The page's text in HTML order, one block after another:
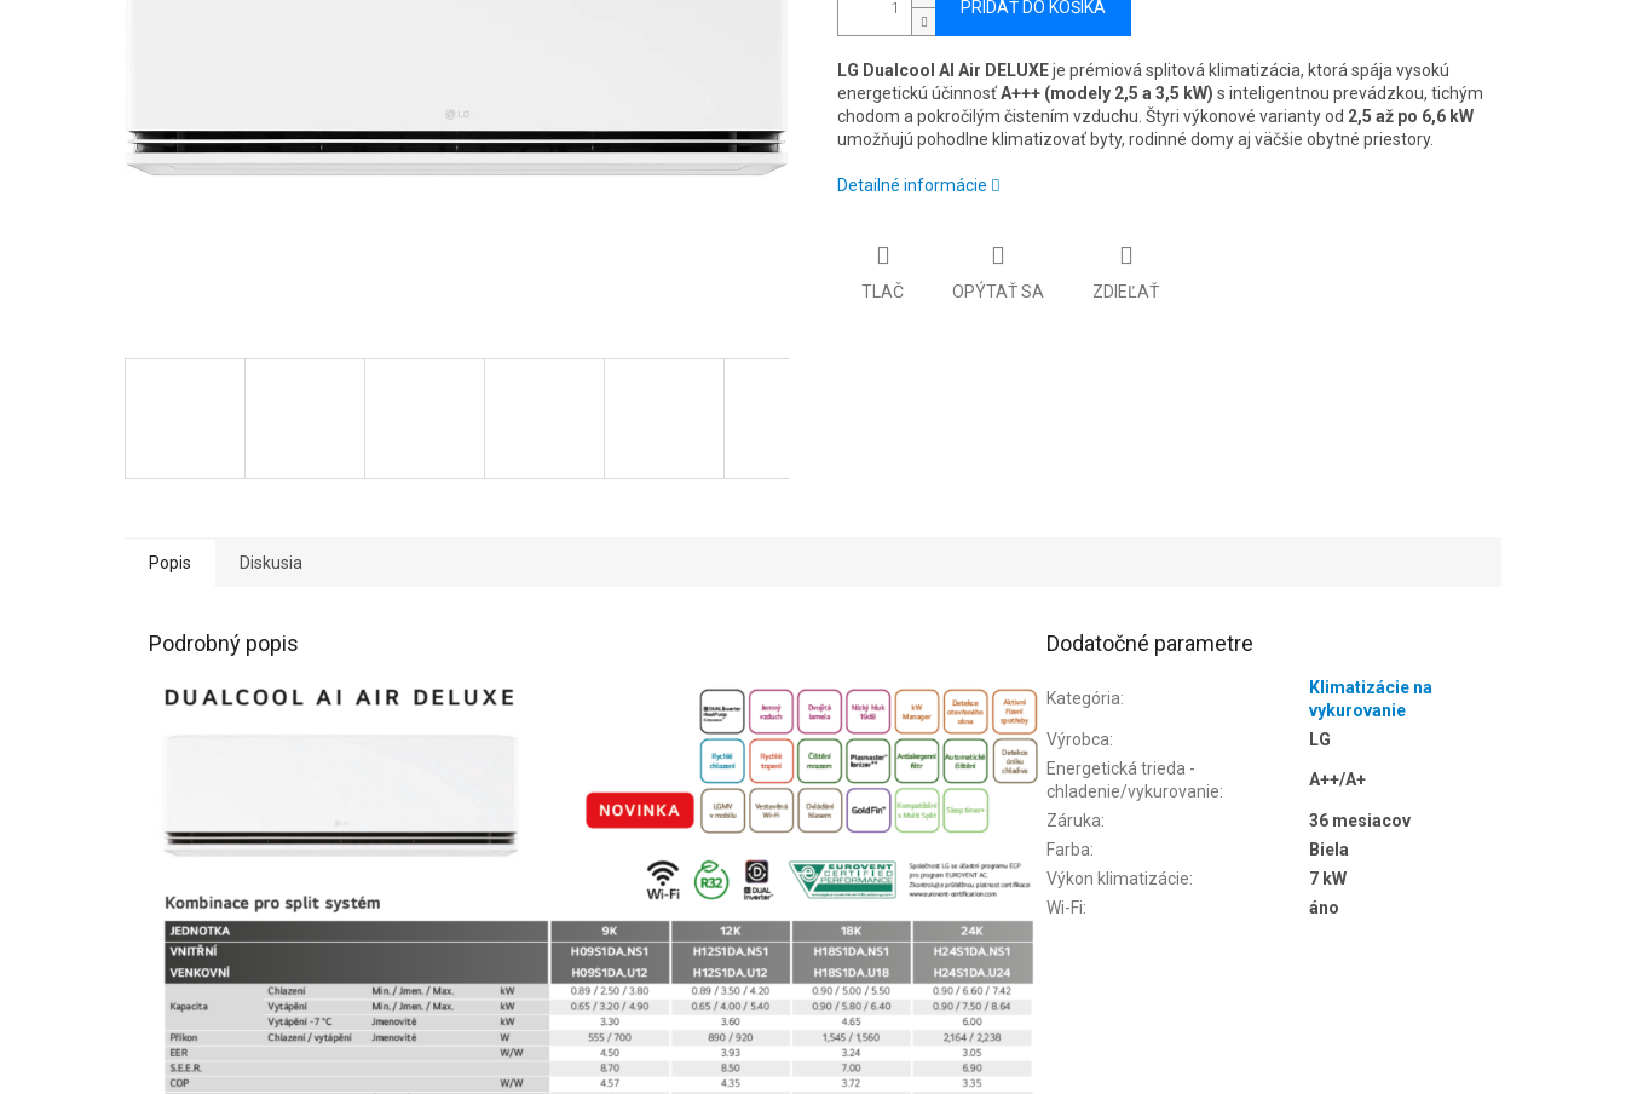
PRIDAŤ DO KOŠÍKA
LG Dualcool AI Air DELUXEje prémiová splitová klimatizácia, ktorá spája vysokú
energetickú účinnosťA+++ (modely 2,5 a 3,5 kW) s inteligentnou prevádzkou, tichým
chodom a pokročilým čistením vzduchu. Štyri výkonové varianty od 2,5 až po 6,6 kW
umožňujú pohodlne klimatizovať byty, rodinné domy aj väčšie obytné priestory.
Detailné informácie
TLAČ OPÝTAŤ SA ZDIEĽAŤ
Popis Diskusia
Podrobný popis Dodatočné parametre
Kategória:
Klimatizácie na
vykurovanie
Výrobca:
LG
Energetická trieda -
chladenie/vykurovanie:
A++/A+
Záruka:
36 mesiacov
Farba:
Biela
Výkon klimatizácie:
7 kW
Wi-Fi: áno